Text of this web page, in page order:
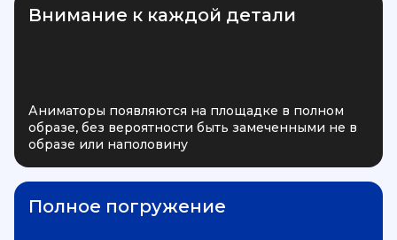
Внимание к каждой детали
Аниматоры появляются на площадке в полном
образе, без вероятности быть замеченными не в
образе или наполовину
Полное погружение